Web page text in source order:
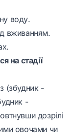
воду.
вживанням.
на стадії
(збудник -
-
дозрілі
овочами чи